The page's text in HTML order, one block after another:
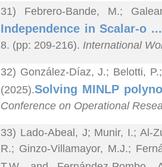
31) Febrero-Bande, M.;
Independence in Scalar-o ...
8. (pp: 209-216). International
32) González-Díaz, J.; Belotti,
(2025).Solving MINLP
Conference on Operational
33) Lado-Abeal, J; Munir, I.; Al-
R.; Ginzo-Villamayor, M.J.;